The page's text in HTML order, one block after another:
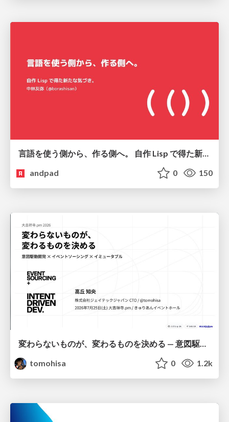
言語を使う側から、作る側へ。 自作 Lisp で得た新たな気づき。
andpad
0 150
変わらないものが、変わるものを決める — 意図駆動開発 × イベントソーシング × イミュータブル | What Doesn't Change Decides What Can — IDD × Event Sourcing × Immutability
tomohisa
0 1.2k